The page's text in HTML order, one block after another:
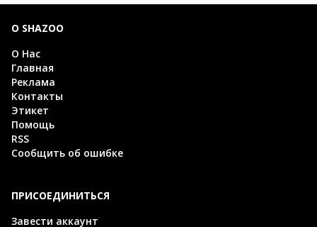
О SHAZOO
О Нас
Главная
Реклама
Контакты
Этикет
Помощь
RSS
Сообщить об ошибке
ПРИСОЕДИНИТЬСЯ
Завести аккаунт